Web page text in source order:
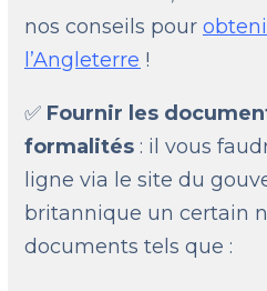
nos conseils pour
l’Angleterre !
✅ Fournir les
formalités : il vous
ligne via le site du
britannique un certain
documents tels que :